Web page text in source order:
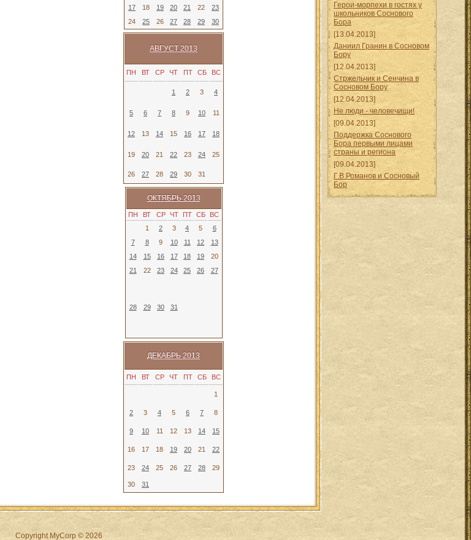
17
18 19 20 21 22
23
24
25 26 27 28 29 30
АВГУСТ 2013
ПН ВТ СР ЧТ ПТ СБ ВС
1 2 3 4
5 6 7 8 9 10 11
12 13 14 15 16 17 18
19 20 21 22 23 24 25
26 27 28 29 30 31
ОКТЯБРЬ 2013
ПН ВТ СР ЧТ ПТ СБ
ВС
1
2 3 4 5
6
7
8 9 10 11 12
13
14
15 16 17 18 19
20
21
22 23 24 25 26 27
28 29 30 31
ДЕКАБРЬ 2013
ПН ВТ СР ЧТ ПТ СБ ВС
1
2 3 4 5 6 7 8
9 10 11 12 13 14 15
16 17 18 19 20 21 22
23 24 25 26 27 28 29
30 31
Герои-морпехи в гостях у
школьников Соснового
Бора
[13.04.2013]
Даниил Гранин в Сосновом
Бору
[12.04.2013]
Стржельчик и Сенчина в
Сосновом Бору
[12.04.2013]
Не люди - человечищи!
[09.04.2013]
Поддержка Соснового
Бора первыми лицами
страны и региона
[09.04.2013]
Г.В.Романов и Сосновый
Бор
Copyright MyCorp © 2026